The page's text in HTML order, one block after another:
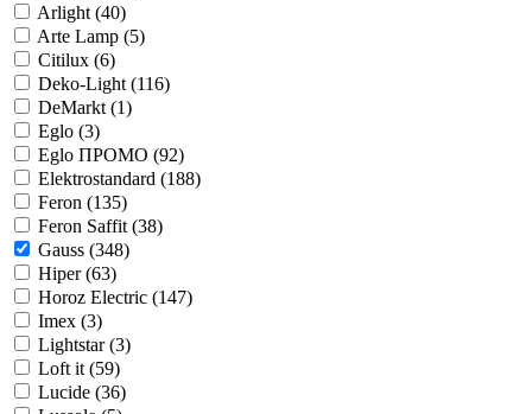
Arlight (40)
Arte Lamp (5)
Citilux (6)
Deko-Light (116)
DeMarkt (1)
Eglo (3)
Eglo ПРОМО (92)
Elektrostandard (188)
Feron (135)
Feron Saffit (38)
Gauss (348)
Hiper (63)
Horoz Electric (147)
Imex (3)
Lightstar (3)
Loft it (59)
Lucide (36)